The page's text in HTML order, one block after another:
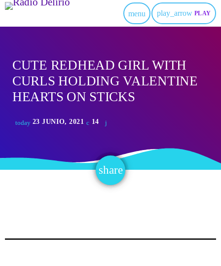
menu play_arrow PLAY
CUTE REDHEAD GIRL WITH
CURLS HOLDING VALENTINE
HEARTS ON STICKS
today 23 JUNIO, 2021 14
share
email